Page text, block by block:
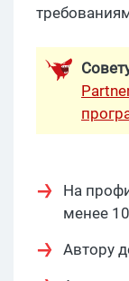
На
менее
Автору